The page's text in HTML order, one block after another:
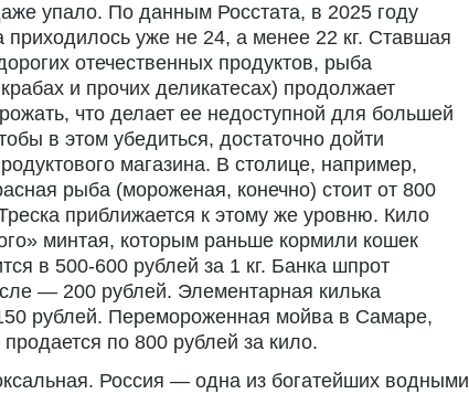
упало. По данным Росстата, в 2025 году
приходилось уже не 24, а менее 22 кг. Ставшая
отечественных продуктов, рыба
и прочих деликатесах) продолжает
что делает ее недоступной для большей
в этом убедиться, достаточно дойти
магазина. В столице, например,
рыба (мороженая, конечно) стоит от 800
приближается к этому же уровню. Кило
минтая, которым раньше кормили кошек
в 500-600 рублей за 1 кг. Банка шпрот
— 200 рублей. Элементарная килька
рублей. Перемороженная мойва в Самаре,
по 800 рублей за кило.
Россия — одна из богатейших водными